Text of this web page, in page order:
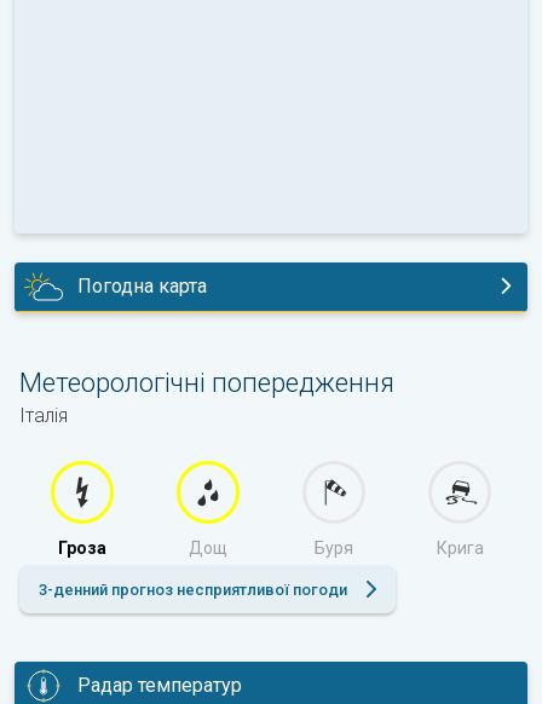
Погодна карта
Метеорологічні попередження
Італія
Гроза Дощ Буря Крига
3-денний прогноз несприятливої погоди
Радар температур